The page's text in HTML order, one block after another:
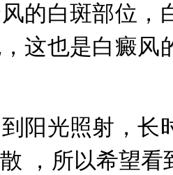
的白斑部位
这也是白癜风
光照射，长
，所以希望